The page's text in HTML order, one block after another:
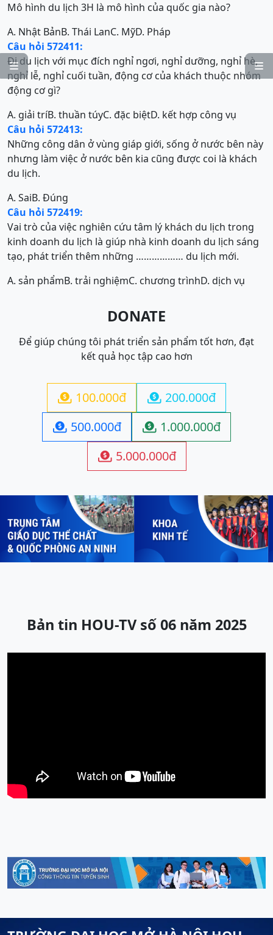


Mô hình du lịch 3H là mô hình của quốc gia nào?
A. Nhật BảnB. Thái LanC. MỹD. Pháp
Câu hỏi 572411:
Đi du lịch với mục đích nghỉ ngơi, nghỉ dưỡng, nghỉ hè,
nghỉ lễ, nghỉ cuối tuần, động cơ của khách thuộc nhóm
động cơ gì?
A. giải tríB. thuần túyC. đặc biệtD. kết hợp công vụ
Câu hỏi 572413:
Những công dân ở vùng giáp giới, sống ở nước bên này
nhưng làm việc ở nước bên kia cũng được coi là khách
du lịch.
A. SaiB. Đúng
Câu hỏi 572419:
Vai trò của việc nghiên cứu tâm lý khách du lịch trong
kinh doanh du lịch là giúp nhà kinh doanh du lịch sáng
tạo, phát triển thêm những ……………… du lịch mới.
A. sản phẩmB. trải nghiệmC. chương trìnhD. dịch vụ
DONATE
Để giúp chúng tôi phát triển sản phẩm tốt hơn, đạt
kết quả học tập cao hơn
 100.000đ  200.000đ
 500.000đ  1.000.000đ
 5.000.000đ
Previous Next
Bản tin HOU-TV số 06 năm 2025